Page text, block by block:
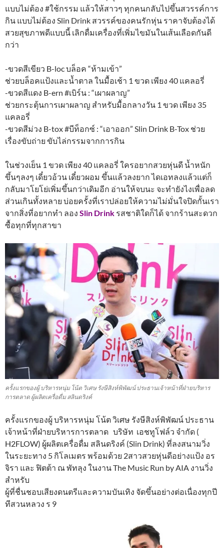
แบบไม่ต้อง #ใช้กรรม แล้วให้สาวๆ ทุกคนกลับไปขึ้นสวรรค์การ
กิน แบบไม่ต้อง Slin Drink สวรรค์ของคนรักหุ่น ราคาจับต้องได้
สวยสุขภาพดีแบบนี้ เลิกดื่มเครื่องที่เพิ่มไขมันในเส้นเลือดกันดี
กว่า
-ขวดสีเขียว B-loc บล็อค “ห้ามเข้า”
ช่วยบล็อคแป้งและน้ำตาล ในมื้อเช้า 1 ขวด เพียง 40 แคลอรี่
-ขวดสีแดง B-ern #เบิร์น : “เผาผลาญ”
ช่วยกระตุ้นการเผาผลาญ สำหรับมื้อกลางวัน 1 ขวด เพียง 35
แคลอรี่
-ขวดสีม่วง B-tox #บีท็อกซ์ : “เอาออก” Slin Drink B-Tox ช่วย
เรื่องขับถ่าย ขับไล่กรรมจากการกิน
ในช่วงเย็น 1 ขวด เพียง 40 แคลอรี่ ใครอยากสวยหุ่นดี น้ำหนัก
ขึ้นๆลงๆ เดี๋ยวอ้วน เดี๋ยวผอม ขึ้นแล้วลงยาก ไดเอทลงแล้วแต่ก็
กลับมาโยโย่เพิ่มขึ้นกว่าเดิมอีก อ่านให้จบนะ จะทำยังไงเพื่อลด
ส่วนเกินทั้งหลาย บ่อยครั้งที่เราปล่อยให้ความไม่มั่นใจปิดกั้นเรา
จากสิ่งที่อยากทำ ลอง Slin Drink รสชาติใดก็ได้ จากร้านสะดวก
ซื้อทุกที่ทุกสาขา
ครั้งแรกของผู้ บริหารหนุ่ม โน้ต วิเศษ รังษีสิงห์พิพัฒน์ ประธานเจ้าหน้าที่ฝ่ายบริหาร
การตลาด ผู้ผลิตเครื่อดื่ม สลินดริงค์
ครั้งแรกของผู้ บริหารหนุ่ม โน้ต วิเศษ รังษีสิงห์พิพัฒน์ ประธาน
เจ้าหน้าที่ฝ่ายบริหารการตลาด บริษัท เอชทูโฟล์ว จำกัด (
H2FLOW) ผู้ผลิตเครื่อดื่ม สลินดริงค์ (Slin Drink) ที่ลงสนามวิ่ง
ในระยะทาง 5 กิโลเมตร พร้อมด้วย 2สาวสวยหุ่นดีอย่างแป้ง อร
จิรา และ ฟิตต้า ณ พัทลุง ในงาน The Music Run by AIA งานวิ่ง
สำหรับ
ผู้ที่ชื่นชอบเสียงดนตรีและความบันเทิง จัดขึ้นอย่างต่อเนื่องทุกปี
ทีสวนหลวง ร 9